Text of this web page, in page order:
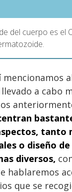
del cuerpo es el
a cabo
tanto
o diseño
diversos,
hablaremos
que se